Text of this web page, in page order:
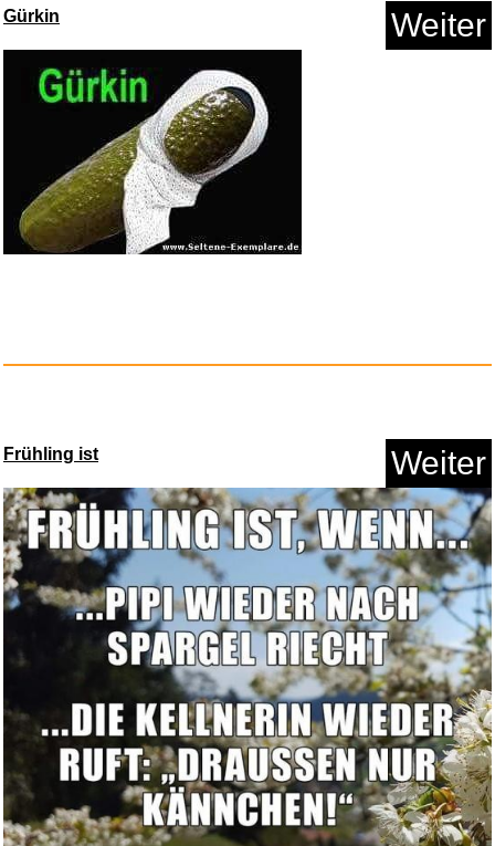
Anzeige
Der Chicago Express BD 1976
Si...
Gürkin Weiter
Frühling ist Weiter